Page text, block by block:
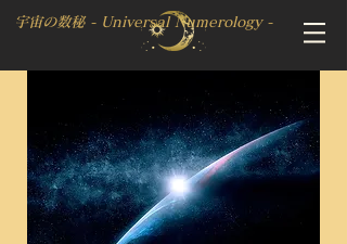
宇宙の数秘 - Universal Numerology -